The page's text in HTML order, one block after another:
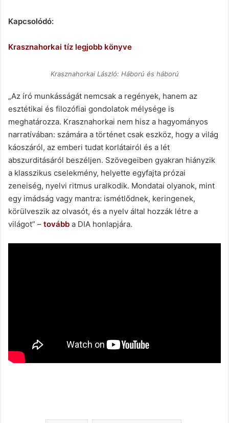
Kapcsolódó:
Krasznahorkai tíz legjobb könyve
Krasznahorkai László: Háború és háború
„Az író munkásságát nemcsak a regények, hanem az
esztétikai és filozófiai gondolatok mélysége is
meghatározza. Krasznahorkai nem hisz a hagyományos
narratívában: számára a történet csak eszköz, hogy a világ
káoszáról, az emberi tudat korlátairól és a lét
abszurditásáról beszéljen. Szövegeiben gyakran hiányzik
a klasszikus cselekmény, helyette egyfajta prózai
zeneiség, nyelvi ritmus uralkodik. Mondatai olyanok, mint
egy imádság vagy mantra: ismétlődnek, keringenek,
körülveszik az olvasót, és a nyelv által hozzák létre a
világot” – tovább a DIA honlapjára.